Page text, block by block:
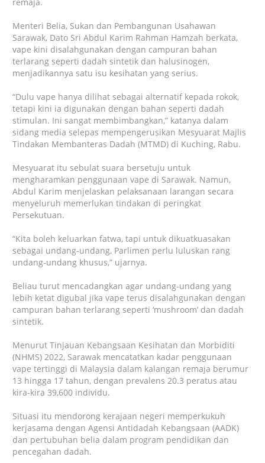
Menteri Belia, Sukan dan Pembangunan Usahawan
Sarawak, Dato Sri Abdul Karim Rahman Hamzah berkata,
vape kini disalahgunakan dengan campuran bahan
terlarang seperti dadah sintetik dan halusinogen,
menjadikannya satu isu kesihatan yang serius.
“Dulu vape hanya dilihat sebagai alternatif kepada rokok,
tetapi kini ia digunakan dengan bahan seperti dadah
stimulan. Ini sangat membimbangkan,” katanya dalam
sidang media selepas mempengerusikan Mesyuarat Majlis
Tindakan Membanteras Dadah (MTMD) di Kuching, Rabu.
Mesyuarat itu sebulat suara bersetuju untuk
mengharamkan penggunaan vape di Sarawak. Namun,
Abdul Karim menjelaskan pelaksanaan larangan secara
menyeluruh memerlukan tindakan di peringkat
Persekutuan.
“Kita boleh keluarkan fatwa, tapi untuk dikuatkuasakan
sebagai undang-undang, Parlimen perlu luluskan rang
undang-undang khusus,” ujarnya.
Beliau turut mencadangkan agar undang-undang yang
lebih ketat digubal jika vape terus disalahgunakan dengan
campuran bahan terlarang seperti ‘mushroom’ dan dadah
sintetik.
Menurut Tinjauan Kebangsaan Kesihatan dan Morbiditi
(NHMS) 2022, Sarawak mencatatkan kadar penggunaan
vape tertinggi di Malaysia dalam kalangan remaja berumur
13 hingga 17 tahun, dengan prevalens 20.3 peratus atau
kira-kira 39,600 individu.
Situasi itu mendorong kerajaan negeri memperkukuh
kerjasama dengan Agensi Antidadah Kebangsaan (AADK)
dan pertubuhan belia dalam program pendidikan dan
pencegahan dadah.